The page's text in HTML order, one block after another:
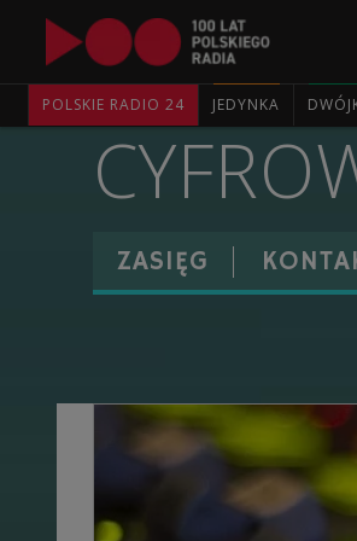
POLSKIE RADIO 24 JEDYNKA
ZASIĘG